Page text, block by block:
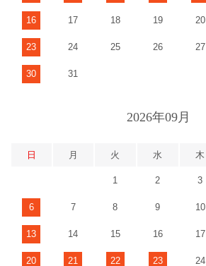
16 17 18 19 20
23 24 25 26 27
30 31
2026年09月
日 月 火 水 木
1 2 3
6 7 8 9 10
13 14 15 16 17
20 21 22 23 24